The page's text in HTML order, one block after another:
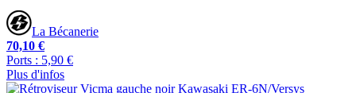
La Bécanerie
70,10 €
Ports : 5,90 €
Plus d'infos